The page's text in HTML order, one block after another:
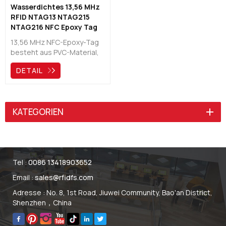
Wasserdichtes 13,56 MHz
RFID NTAG13 NTAG215
NTAG216 NFC Epoxy Tag
13,56 MHz NFC-Epoxy-Tag
besteht aus PVC-Material,
das mit einer zusätzlichen
Harzschicht (Epoxid)
Materialien ist die Epoxy
Pendelleuchte wasserfest
und somit ideal für den
DETAIL
KATEGORIEN
Tel :0086 13418903652
Email :sales@rfidfs.com
Adresse : No. 8, 1st Road, Jiuwei Community, Bao'an District,
Shenzhen，China